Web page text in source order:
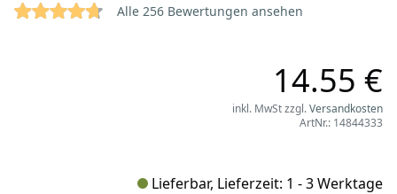
Reviews
4.7656 von 5 SternenAlle 256 Bewertungen ansehen
14.55 €
inkl. MwSt zzgl.Versandkosten
ArtNr.: 14844333
Lieferbar, Lieferzeit: 1 - 3 Werktage